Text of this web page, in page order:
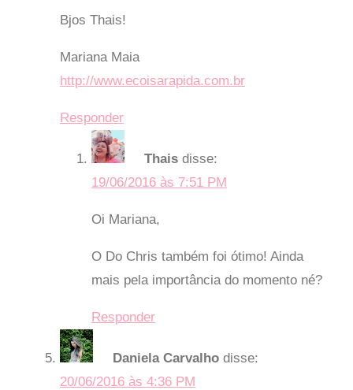
Bjos Thais!
Mariana Maia
http://www.ecoisarapida.com.br
Responder
Thais disse:
19/06/2016 às 7:51 PM
Oi Mariana,
O Do Chris também foi ótimo! Ainda
mais pela importância do momento né?
Responder
Daniela Carvalho disse:
20/06/2016 às 4:36 PM